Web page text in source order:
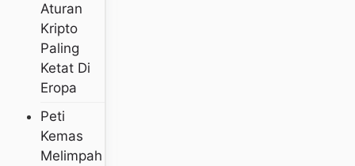
Aturan
Kripto
Paling
Ketat Di
Eropa
Peti
Kemas
Melimpah